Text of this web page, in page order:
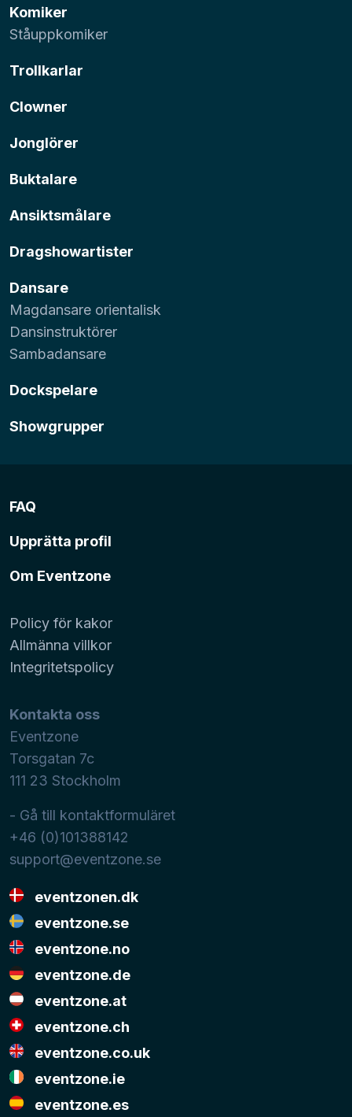
Komiker
Ståuppkomiker
Trollkarlar
Clowner
Jonglörer
Buktalare
Ansiktsmålare
Dragshowartister
Dansare
Magdansare orientalisk
Dansinstruktörer
Sambadansare
Dockspelare
Showgrupper
FAQ
Upprätta profil
Om Eventzone
Policy för kakor
Allmänna villkor
Integritetspolicy
Kontakta oss
Eventzone
Torsgatan 7c
111 23 Stockholm
- Gå till kontaktformuläret
+46 (0)101388142
support@eventzone.se
eventzonen.dk
eventzone.se
eventzone.no
eventzone.de
eventzone.at
eventzone.ch
eventzone.co.uk
eventzone.ie
eventzone.es